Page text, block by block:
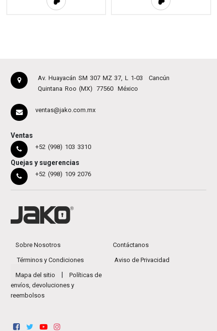
Av. Huayacán SM 307 MZ 37, L 1-03
Cancún
Quintana Roo (MX)
77560 México
ventas@jako.com.mx
Ventas
+52 (998) 103 3310
Quejas y sugerencias
+52 (998) 109 2076
Sobre Nosotros Contáctanos
Términos y Condiciones Aviso de Privacidad
Mapa del sitio
Políticas de
envíos, devoluciones y
reembolsos